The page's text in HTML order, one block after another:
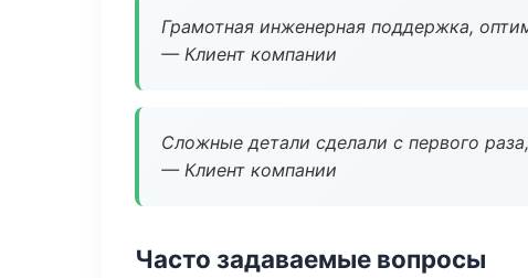
Грамотная инженерная поддержка,
— Клиент компании
Сложные детали сделали с первого
— Клиент компании
Часто задаваемые вопросы